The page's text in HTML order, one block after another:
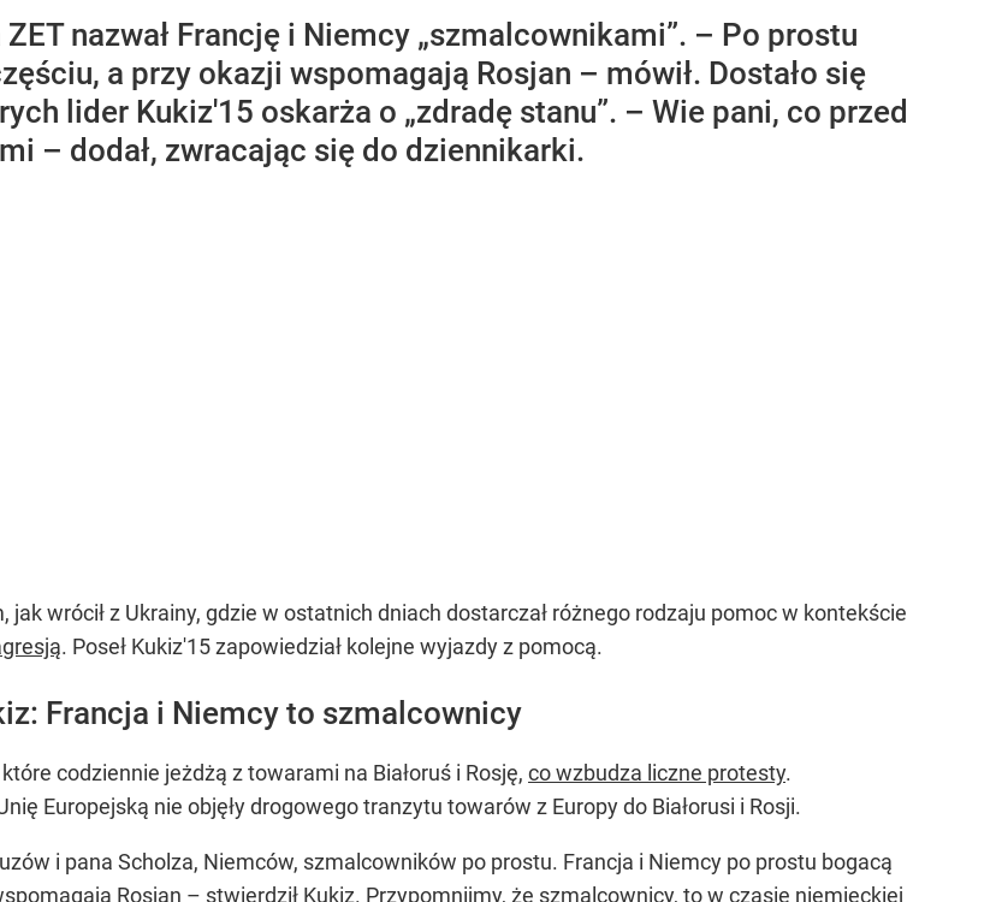
nazwał Francję i Niemcy „szmalcownikami”. – Po prostu
a przy okazji wspomagają Rosjan – mówił. Dostało się
lider Kukiz'15 oskarża o „zdradę stanu”. – Wie pani, co przed
– dodał, zwracając się do dziennikarki.
jak wrócił z Ukrainy, gdzie w ostatnich dniach dostarczał różnego rodzaju pomoc w kontekście
. Poseł Kukiz'15 zapowiedział kolejne wyjazdy z pomocą.
Francja i Niemcy to szmalcownicy
codziennie jeżdżą z towarami na Białoruś i Rosję, co wzbudza liczne protesty.
Europejską nie objęły drogowego tranzytu towarów z Europy do Białorusi i Rosji.
i pana Scholza, Niemców, szmalcowników po prostu. Francja i Niemcy po prostu bogacą
Rosjan – stwierdził Kukiz. Przypomnijmy, że szmalcownicy, to w czasie niemieckiej